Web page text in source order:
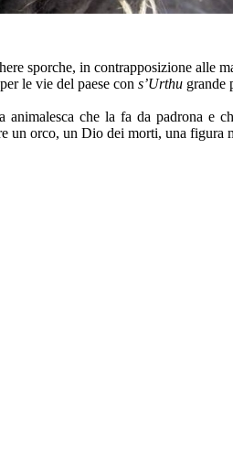
sporche, in contrapposizione alle
le vie del paese con s’Urthu grande
che la fa da padrona e
un orco, un Dio dei morti, una